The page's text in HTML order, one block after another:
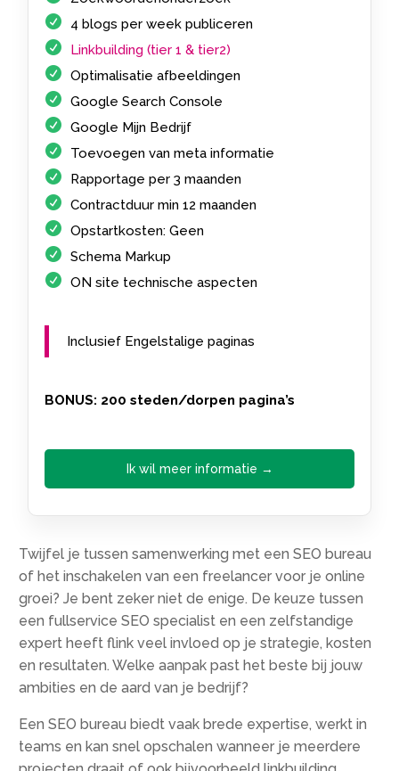
4 blogs per week publiceren
Linkbuilding (tier 1 & tier2)
Optimalisatie afbeeldingen
Google Search Console
Google Mijn Bedrijf
Toevoegen van meta informatie
Rapportage per 3 maanden
Contractduur min 12 maanden
Opstartkosten: Geen
Schema Markup
ON site technische aspecten
Inclusief Engelstalige paginas
BONUS: 200 steden/dorpen pagina’s
Ik wil meer informatie →
Twijfel je tussen samenwerking met een SEO bureau
of het inschakelen van een freelancer voor je online
groei? Je bent zeker niet de enige.​ De keuze tussen
een fullservice SEO specialist en een zelfstandige
expert heeft flink veel invloed op je strategie, kosten
en resultaten.​ Welke aanpak past het beste bij jouw
ambities en de aard van je bedrijf?
Een SEO bureau biedt vaak brede expertise, werkt in
teams en kan snel opschalen wanneer je meerdere